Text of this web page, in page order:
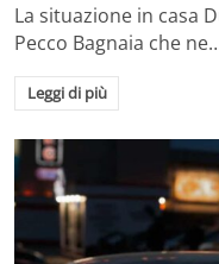
La situazione in casa
Pecco Bagnaia che
Leggi di più